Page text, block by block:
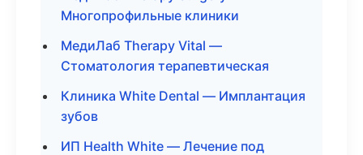
Многопрофильные клиники
МедиЛаб Therapy Vital —
Стоматология терапевтическая
Клиника White Dental — Имплантация
зубов
ИП Health White — Лечение под